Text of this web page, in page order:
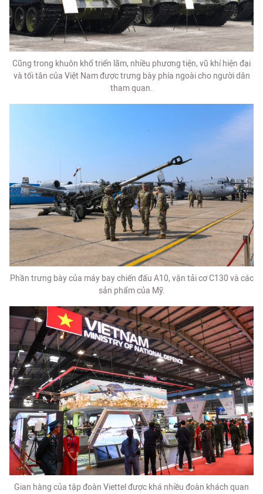
Cũng trong khuôn khổ triển lãm, nhiều phương tiện, vũ khí hiện đại
và tối tân của Việt Nam được trưng bày phía ngoài cho người dân
tham quan.
Phần trưng bày của máy bay chiến đấu A10, vận tải cơ C130 và các
sản phẩm của Mỹ.
Gian hàng của tập đoàn Viettel được khá nhiều đoàn khách quan